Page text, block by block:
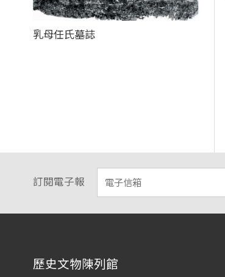
乳母任氏墓誌
訂閱電子報
歷史文物陳列館